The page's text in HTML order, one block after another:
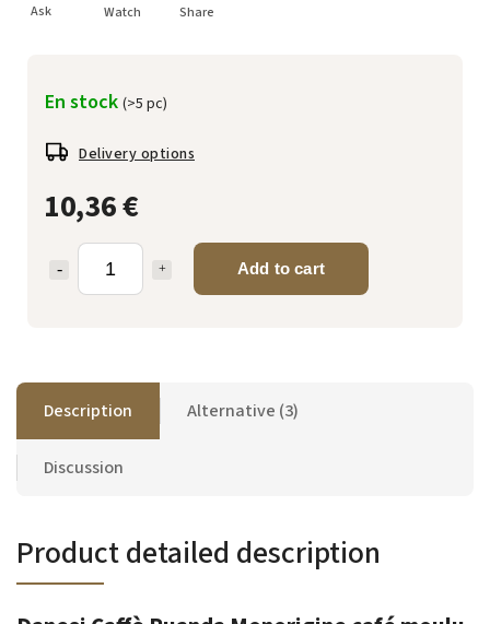
10,36 €
Add to cart
En stock (>5 pc)
Delivery options
Ask Watch Share
Description Alternative (3)
Discussion
Product detailed description